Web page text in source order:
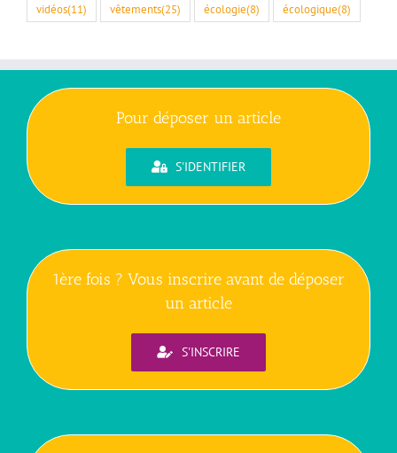
vidéos(11) vêtements(25) écologie(8) écologique(8)
Pour déposer un article
S'IDENTIFIER
1ère fois ? Vous inscrire avant de déposer
un article
S'INSCRIRE